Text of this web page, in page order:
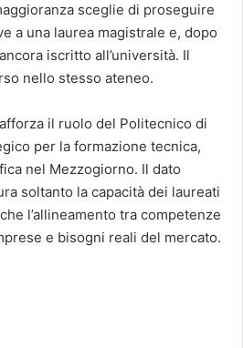
sceglie di proseguire
a una laurea magistrale e, dopo
iscritto all’università. Il
nello stesso ateneo.
il ruolo del Politecnico di
per la formazione tecnica,
nel Mezzogiorno. Il dato
soltanto la capacità dei laureati
l’allineamento tra competenze
e bisogni reali del mercato.